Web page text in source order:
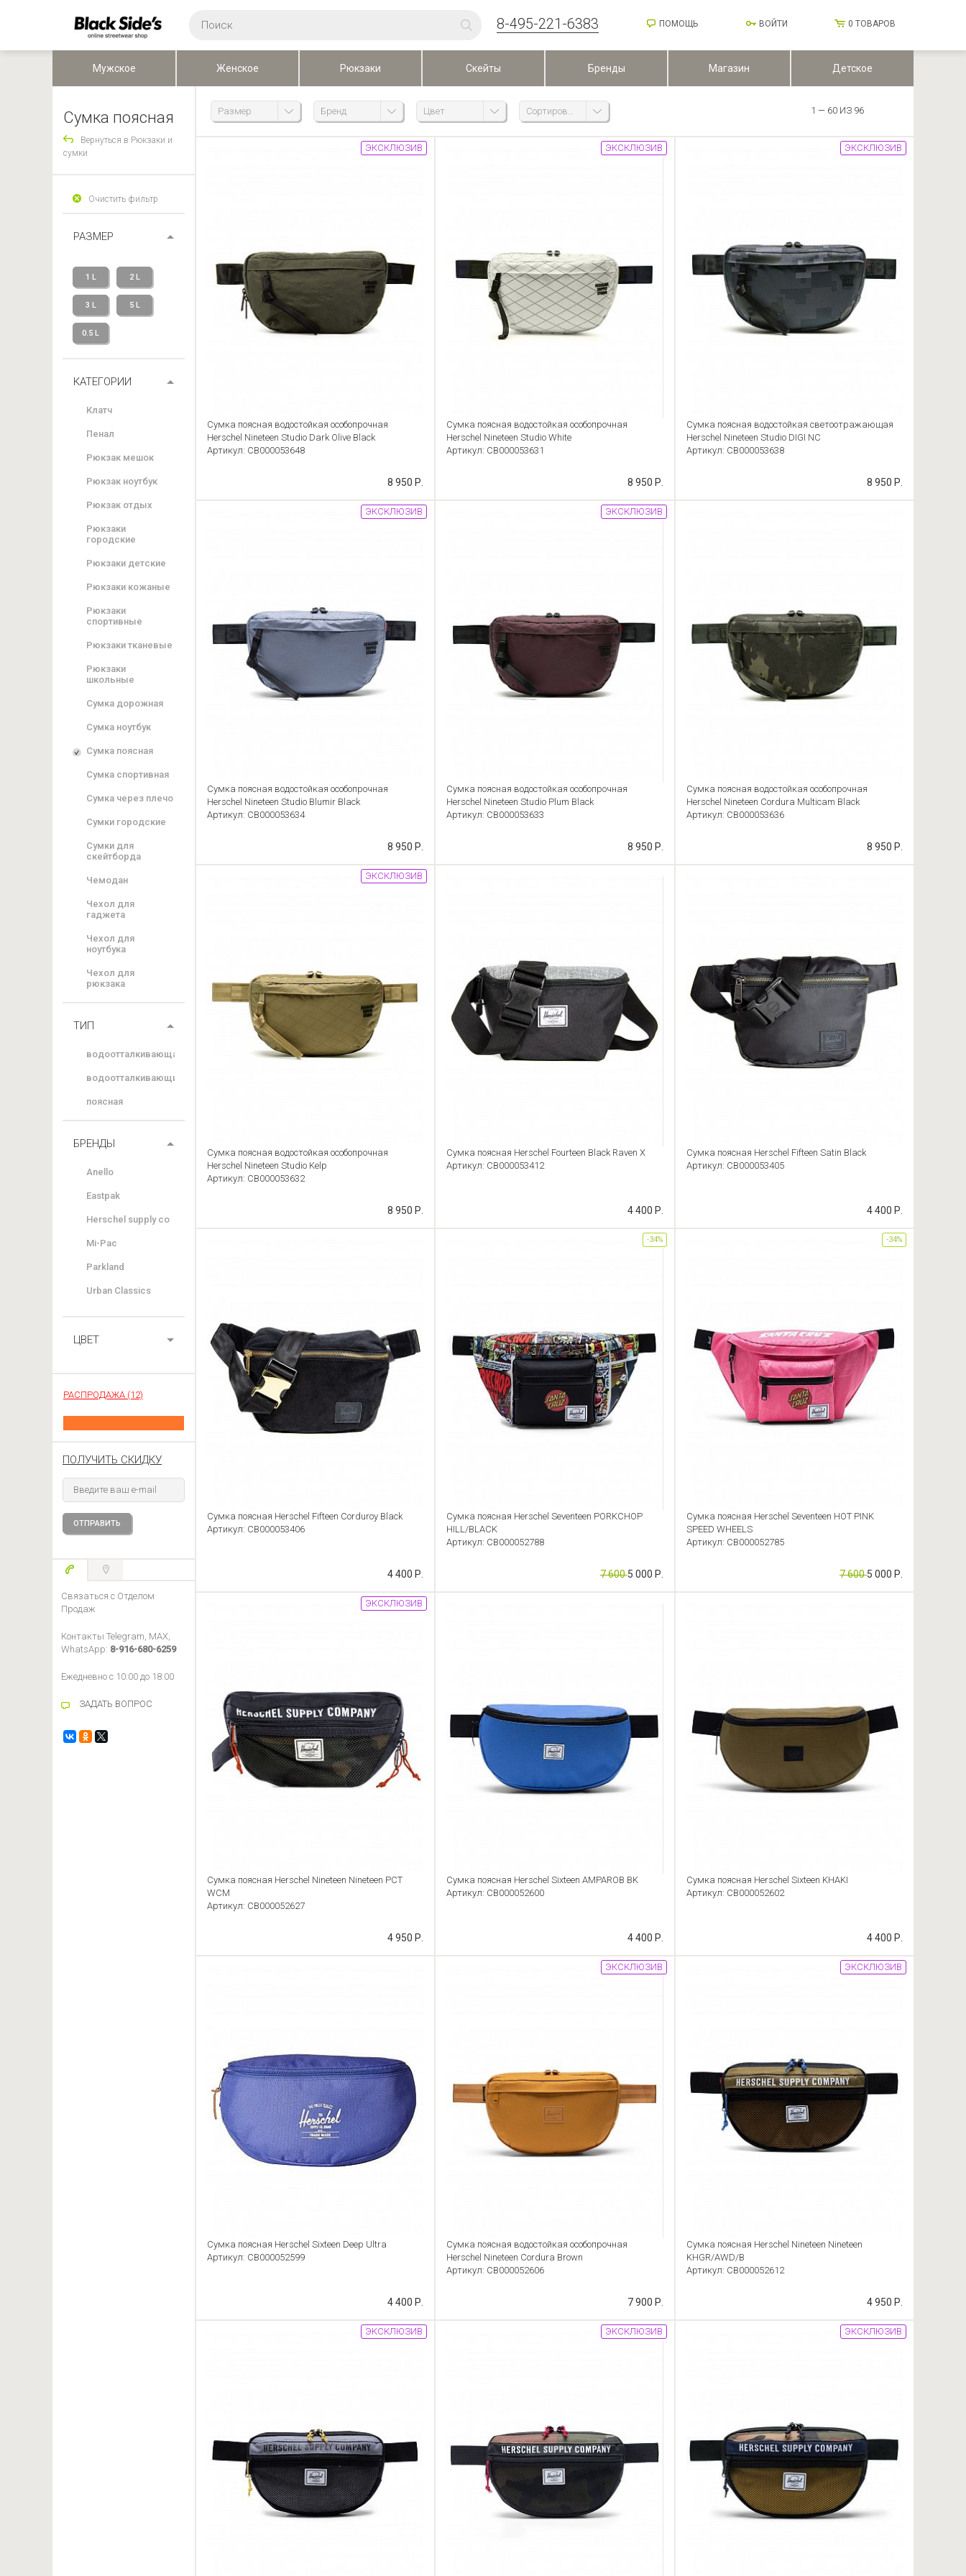
Сумка поясная
Вернуться в Рюкзаки и
сумки
Очистить фильтр
РАЗМЕР
1 L 2 L
3 L 5 L
0.5 L
КАТЕГОРИИ
Клатч
Пенал
Рюкзак мешок
Рюкзак ноутбук
Рюкзак отдых
Рюкзаки
городские
Рюкзаки детские
Рюкзаки кожаные
Рюкзаки
спортивные
Рюкзаки тканевые
Рюкзаки
школьные
Сумка дорожная
Сумка ноутбук
Сумка поясная
Сумка спортивная
Сумка через плечо
Сумки городские
Сумки для
скейтборда
Чемодан
Чехол для
гаджета
Чехол для
ноутбука
Чехол для
рюкзака
ТИП
водоотталкивающая
водоотталкивающий
поясная
БРЕНДЫ
Anello
Eastpak
Herschel supply co
Mi-Pac
Parkland
Urban Classics
ЦВЕТ
РАСПРОДАЖА (12)
ПОЛУЧИТЬ СКИДКУ
Связаться с Отделом
Продаж
Контакты Telegram, MAX,
WhatsApp: 8-916-680-6259
Ежедневно с 10:00 до 18:00
ЗАДАТЬ ВОПРОС
1 — 60 ИЗ 96
Размер Бренд Цвет Сортировка
Сумка поясная водостойкая особопрочная
Herschel Nineteen Studio Dark Olive Black
Артикул: CB000053648
8 950 Р.
ЭКСКЛЮЗИВ
Сумка поясная водостойкая особопрочная
Herschel Nineteen Studio White
Артикул: CB000053631
8 950 Р.
ЭКСКЛЮЗИВ
Сумка поясная водостойкая светоотражающая
Herschel Nineteen Studio DIGI NC
Артикул: CB000053638
8 950 Р.
ЭКСКЛЮЗИВ
Сумка поясная водостойкая особопрочная
Herschel Nineteen Studio Blumir Black
Артикул: CB000053634
8 950 Р.
ЭКСКЛЮЗИВ
Сумка поясная водостойкая особопрочная
Herschel Nineteen Studio Plum Black
Артикул: CB000053633
8 950 Р.
ЭКСКЛЮЗИВ
Сумка поясная водостойкая особопрочная
Herschel Nineteen Cordura Multicam Black
Артикул: CB000053636
8 950 Р.
Сумка поясная водостойкая особопрочная
Herschel Nineteen Studio Kelp
Артикул: CB000053632
8 950 Р.
ЭКСКЛЮЗИВ
Сумка поясная Herschel Fourteen Black Raven X
Артикул: CB000053412
4 400 Р.
Сумка поясная Herschel Fifteen Satin Black
Артикул: CB000053405
4 400 Р.
Сумка поясная Herschel Fifteen Corduroy Black
Артикул: CB000053406
4 400 Р.
Сумка поясная Herschel Seventeen PORKCHOP
HILL/BLACK
Артикул: CB000052788
7 6005 000 Р.
-34%
Сумка поясная Herschel Seventeen HOT PINK
SPEED WHEELS
Артикул: CB000052785
7 6005 000 Р.
-34%
Сумка поясная Herschel Nineteen Nineteen PCT
WCM
Артикул: CB000052627
4 950 Р.
ЭКСКЛЮЗИВ
Сумка поясная Herschel Sixteen AMPAROB BK
Артикул: CB000052600
4 400 Р.
Сумка поясная Herschel Sixteen KHAKI
Артикул: CB000052602
4 400 Р.
Сумка поясная Herschel Sixteen Deep Ultra
Артикул: CB000052599
4 400 Р.
Сумка поясная водостойкая особопрочная
Herschel Nineteen Cordura Brown
Артикул: CB000052606
7 900 Р.
ЭКСКЛЮЗИВ
Сумка поясная Herschel Nineteen Nineteen
KHGR/AWD/B
Артикул: CB000052612
4 950 Р.
ЭКСКЛЮЗИВ
ЭКСКЛЮЗИВ ЭКСКЛЮЗИВ ЭКСКЛЮЗИВ
8-495-221-6383 ПОМОЩЬ ВОЙТИ 0 ТОВАРОВ
Мужское Женское Рюкзаки Скейты Бренды Магазин Детское